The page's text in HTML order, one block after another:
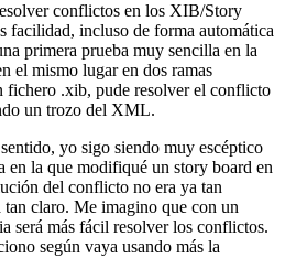
conflictos en los XIB/Story
facilidad, incluso de forma automática
primera prueba muy sencilla en la
el mismo lugar en dos ramas
fichero .xib, pude resolver el conflicto
un trozo del XML.
yo sigo siendo muy escéptico
en la que modifiqué un story board en
del conflicto no era ya tan
claro. Me imagino que con un
será más fácil resolver los conflictos.
según vaya usando más la